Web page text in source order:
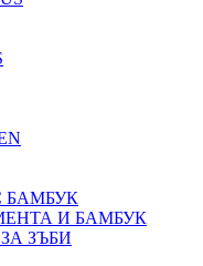
БАМБУК
И БАМБУК
ЗЪБИ